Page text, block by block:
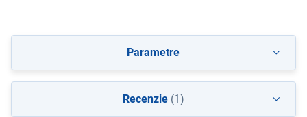
Parametre
Recenzie(1)